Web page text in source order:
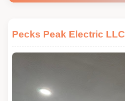
Pecks Peak Electric LLC